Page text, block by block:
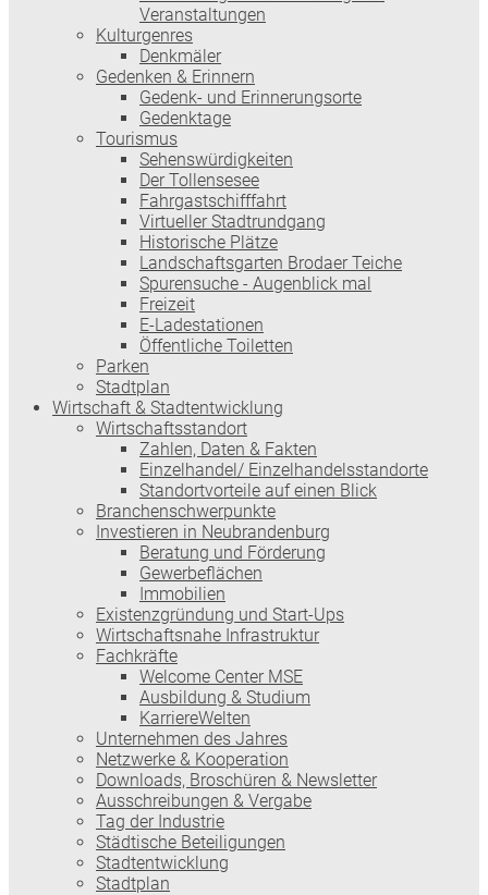
Veranstaltungen
Kulturgenres
Denkmäler
Gedenken & Erinnern
Gedenk- und Erinnerungsorte
Gedenktage
Tourismus
Sehenswürdigkeiten
Der Tollensesee
Fahrgastschifffahrt
Virtueller Stadtrundgang
Historische Plätze
Landschaftsgarten Brodaer Teiche
Spurensuche - Augenblick mal
Freizeit
E-Ladestationen
Öffentliche Toiletten
Parken
Stadtplan
Wirtschaft & Stadtentwicklung
Wirtschaftsstandort
Zahlen, Daten & Fakten
Einzelhandel/ Einzelhandelsstandorte
Standortvorteile auf einen Blick
Branchenschwerpunkte
Investieren in Neubrandenburg
Beratung und Förderung
Gewerbeflächen
Immobilien
Existenzgründung und Start-Ups
Wirtschaftsnahe Infrastruktur
Fachkräfte
Welcome Center MSE
Ausbildung & Studium
KarriereWelten
Unternehmen des Jahres
Netzwerke & Kooperation
Downloads, Broschüren & Newsletter
Ausschreibungen & Vergabe
Tag der Industrie
Städtische Beteiligungen
Stadtentwicklung
Stadtplan